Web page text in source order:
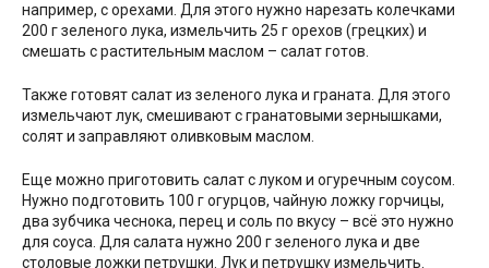
например, с орехами. Для этого нужно нарезать колечками
200 г зеленого лука, измельчить 25 г орехов (грецких) и
смешать с растительным маслом – салат готов.
Также готовят салат из зеленого лука и граната. Для этого
измельчают лук, смешивают с гранатовыми зернышками,
солят и заправляют оливковым маслом.
Еще можно приготовить салат с луком и огуречным соусом.
Нужно подготовить 100 г огурцов, чайную ложку горчицы,
два зубчика чеснока, перец и соль по вкусу – всё это нужно
для соуса. Для салата нужно 200 г зеленого лука и две
столовые ложки петрушки. Лук и петрушку измельчить.